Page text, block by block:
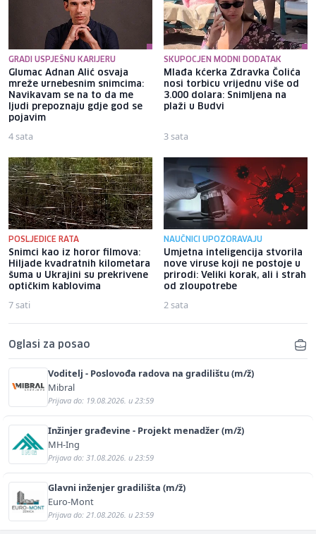
GRADI USPJEŠNU KARIJERU
Glumac Adnan Alić osvaja
mreže urnebesnim snimcima:
Navikavam se na to da me
ljudi prepoznaju gdje god se
pojavim
4 sata
SKUPOCJEN MODNI DODATAK
Mlađa kćerka Zdravka Čolića
nosi torbicu vrijednu više od
3.000 dolara: Snimljena na
plaži u Budvi
3 sata
POSLJEDICE RATA
Snimci kao iz horor filmova:
Hiljade kvadratnih kilometara
šuma u Ukrajini su prekrivene
optičkim kablovima
7 sati
NAUČNICI UPOZORAVAJU
Umjetna inteligencija stvorila
nove viruse koji ne postoje u
prirodi: Veliki korak, ali i strah
od zloupotrebe
2 sata
Oglasi za posao
Voditelj - Poslovođa radova na gradilištu (m/ž)
Mibral
Prijava do: 19.08.2026. u 23:59
Inžinjer građevine - Projekt menadžer (m/ž)
MH-Ing
Prijava do: 31.08.2026. u 23:59
Glavni inženjer gradilišta (m/ž)
Euro-Mont
Prijava do: 21.08.2026. u 23:59